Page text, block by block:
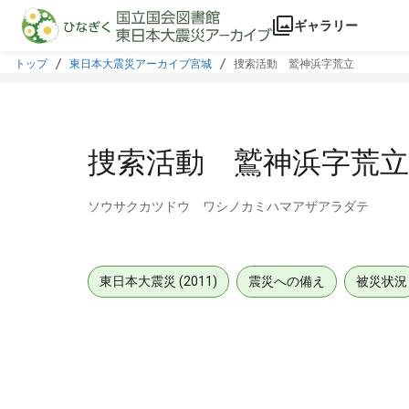
本文に飛ぶ
ギャラリー
トップ 東日本大震災アーカイブ宮城 捜索活動 鷲神浜字荒立
捜索活動 鷲神浜字荒立
ソウサクカツドウ ワシノカミハマアザアラダテ
東日本大震災 (2011) 震災への備え 被災状況